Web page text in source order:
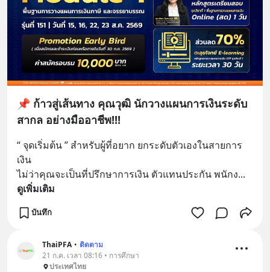
📌 ก้าวสู่เส้นทาง คุณวุฒิ นักวางแผนการเงินระดับ
สากล อย่างมืออาชีพ!!!
“ จุดเริ่มต้น ” สำหรับผู้ที่อยาก ยกระดับตัวเองในสายการ
เงิน
ไม่ว่าคุณจะเป็นที่ปรึกษาการเงิน ตัวแทนประกัน พนักง...
ดูเพิ่มเติม
บันทึก
ThaiPFA • ติดตาม
21 ก.ค. เวลา 08:16 • การศึกษา
ประเทศไทย